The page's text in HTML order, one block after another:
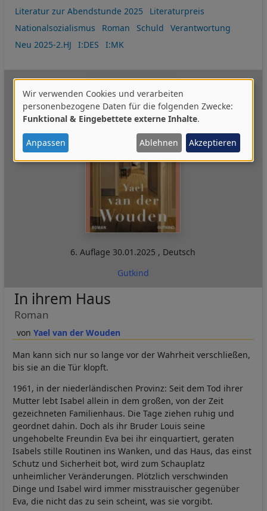
Literatur zur Abendstunde 2025
Literaturpreis
Nationalsozialismus
Roman Schuld
Verantwortung
Neu 2025-2.HJ
I:DES I:MK
6. Auflage 30.01.2025 , Deutsch
Gutkind
Yael van der Wouden
In ihrem Haus
Roman
Man kann sich nur so lange vor der Wahrheit verschließen,
bis sie an die Tür klopft.
1961, in der niederländischen Provinz: Seit dem Tod ihrer
Mutter lebt Isabel allein in dem großen, von der Zeit
gezeichneten Familienhaus. Die Tage ziehen ruhig und
geordnet dahin. Doch als ihr Bruder Louis seine
ungehobelte Freundin Eva bei ihr einquartiert, geraten
Isabels stille Routinen ins Wanken, und das Haus, das einst
Schutz und Sicherheit bot, wird zum Schauplatz
unheimlicher Veränderungen. Plötzlich verschwinden
Dinge und Isabel wird immer misstrauischer gegenüber
Eva, die nicht das zu sein scheint, was sie vorgibt.
Verwendung
von
personenbezogenen
Daten
Wir verwenden Cookies und verarbeiten
personenbezogene Daten für die folgenden Zwecke:
Funktional & Eingebettete externe Inhalte.
Anpassen Ablehnen Akzeptieren